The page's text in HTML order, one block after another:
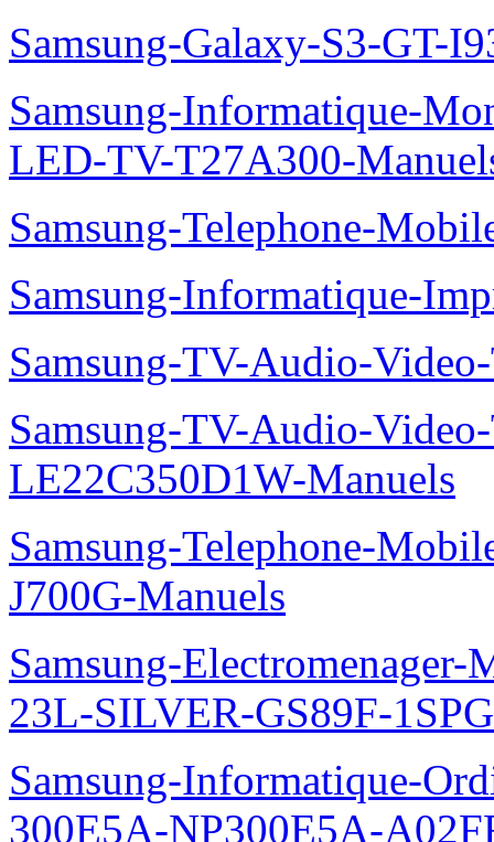
Samsung-Galaxy-S3-GT-
Samsung-Informatique-
LED-TV-T27A300-
Samsung-Telephone-
Samsung-Informatique-
Samsung-TV-Audio-
Samsung-TV-Audio-
LE22C350D1W-Manuels
Samsung-Telephone-
J700G-Manuels
Samsung-
23L-SILVER-GS89F-
Samsung-Informatique-
300E5A-NP300E5A-